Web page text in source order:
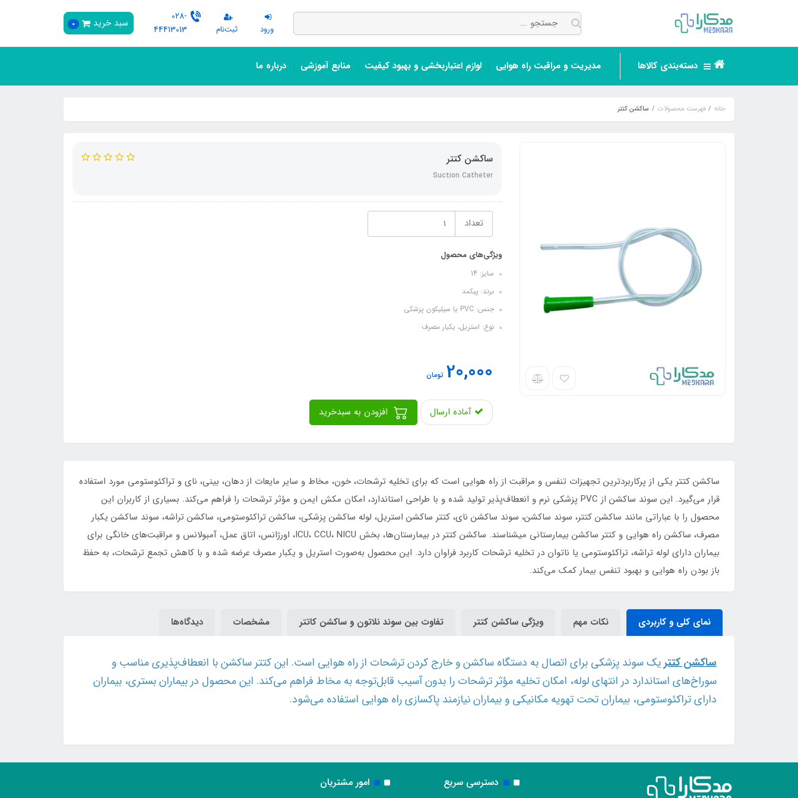
ورود ثبت‌نام
028-
44413013
سبد خرید 0
دسته‌بندی کالاها مدیریت و مراقبت راه هوایی لوازم اعتباربخشی و بهبود کیفیت منابع آموزشی درباره ما
خانه فهرست محصولات ساکشن کتتر
ساکشن کتتر
Suction Catheter
تعداد
ویژگی‌های محصول
سایز: 14
برند: پیکمد
جنس: PVC یا سیلیکون پزشکی
نوع: استریل، یکبار مصرف
20,000 تومان
آماده ارسال
ساکشن کتتر یکی از پرکاربردترین تجهیزات تنفس و مراقبت از راه هوایی است که برای تخلیه ترشحات، خون، مخاط و سایر مایعات از دهان، بینی، نای و تراکئوستومی مورد استفاده
قرار می‌گیرد. این سوند ساکشن از PVC پزشکی نرم و انعطاف‌پذیر تولید شده و با طراحی استاندارد، امکان مکش ایمن و مؤثر ترشحات را فراهم می‌کند. بسیاری از کاربران این
محصول را با عباراتی مانند ساکشن کتتر، سوند ساکشن، سوند ساکشن نای، کتتر ساکشن استریل، لوله ساکشن پزشکی، ساکشن تراکئوستومی، ساکشن تراشه، سوند ساکشن یکبار
مصرف، ساکشن راه هوایی و کتتر ساکشن بیمارستانی میشناسند. ساکشن کتتر در بیمارستان‌ها، بخش ICU، CCU، NICU، اورژانس، اتاق عمل، آمبولانس و مراقبت‌های خانگی برای
بیماران دارای لوله تراشه، تراکئوستومی یا ناتوان در تخلیه ترشحات کاربرد فراوان دارد. این محصول به‌صورت استریل و یکبار مصرف عرضه شده و با کاهش تجمع ترشحات، به حفظ
باز بودن راه هوایی و بهبود تنفس بیمار کمک می‌کند.
نمای کلی و کاربردی نکات مهم ویژگی ساکشن کتتر تفاوت بین سوند نلاتون و ساکشن کاتتر مشخصات دیدگاه‌ها
ساکشن کتتر یک سوند پزشکی برای اتصال به دستگاه ساکشن و خارج کردن ترشحات از راه هوایی است. این کتتر ساکشن با انعطاف‌پذیری مناسب و
سوراخ‌های استاندارد در انتهای لوله، امکان تخلیه مؤثر ترشحات را بدون آسیب قابل‌توجه به مخاط فراهم می‌کند. این محصول در بیماران بستری، بیماران
دارای تراکئوستومی، بیماران تحت تهویه مکانیکی و بیماران نیازمند پاکسازی راه هوایی استفاده می‌شود.
دسترسی سریع امور مشتریان